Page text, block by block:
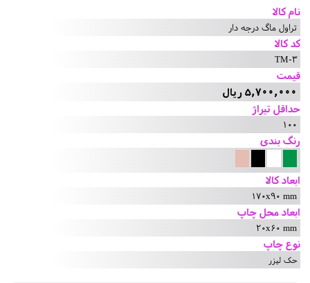
نام کالا
تراول ماگ درجه دار
کد کالا
TM-3
قیمت
5,700,000 ریال
حداقل تیراژ
100
رنگ بندی
ابعاد کالا
170x90 mm
ابعاد محل چاپ
20x60 mm
نوع چاپ
حک لیزر